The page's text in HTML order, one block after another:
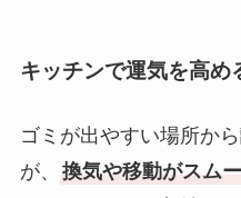
キッチンで運気を高め
ゴミが出やすい場所か
が、
換気や移動がスム